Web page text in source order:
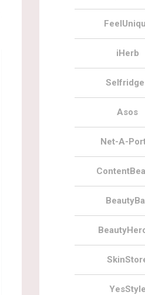
iHerb
Asos
Net-A-
YesStyle